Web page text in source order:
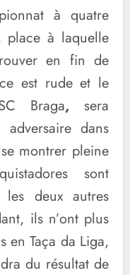
à quatre
place à laquelle
en fin de
est rude et le
Braga, sera
dans
montrer pleine
sont
deux autres
ils n’ont plus
en Taça da Liga,
du résultat de